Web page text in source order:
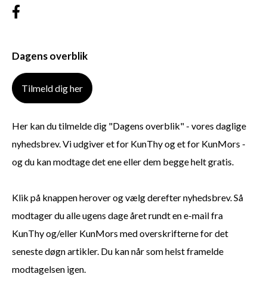
Dagens overblik
Tilmeld dig her
Her kan du tilmelde dig "Dagens overblik" - vores daglige
nyhedsbrev. Vi udgiver et for KunThy og et for KunMors -
og du kan modtage det ene eller dem begge helt gratis.
Klik på knappen herover og vælg derefter nyhedsbrev. Så
modtager du alle ugens dage året rundt en e-mail fra
KunThy og/eller KunMors med overskrifterne for det
seneste døgn artikler. Du kan når som helst framelde
modtagelsen igen.